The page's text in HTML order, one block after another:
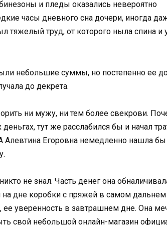
и пледы оказались невероятно
часы дневного сна дочери, иногда
тяжелый труд, от которого ныла спина и
небольшие суммы, но постепенно ее
до декрета.
ни мужу, ни тем более свекрови.
тут же расслабился бы и начал
Егоровна немедленно нашла бы
не знал. Часть денег она
дне коробки с пряжей в самом дальнем
уверенность в завтрашнем дне. Она
свой небольшой онлайн-магазин